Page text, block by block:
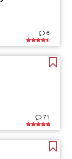
6
71